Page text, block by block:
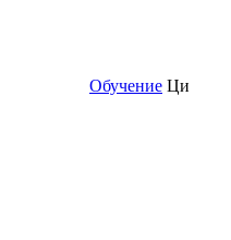
Обучение Ци